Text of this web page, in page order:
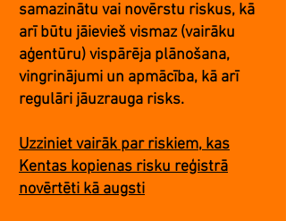
samazinātu vai novērstu riskus, kā
arī būtu jāievieš vismaz (vairāku
aģentūru) vispārēja plānošana,
vingrinājumi un apmācība, kā arī
regulāri jāuzrauga risks.
Uzziniet vairāk par riskiem, kas
Kentas kopienas risku reģistrā
novērtēti kā augsti